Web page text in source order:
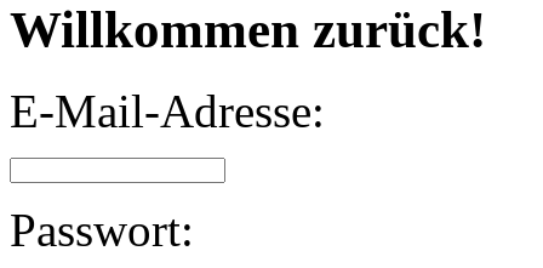
Willkommen zurück!
E-Mail-Adresse:
Passwort: